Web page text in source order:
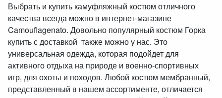
Выбрать и купить камуфляжный костюм отличного
качества всегда можно в интернет-магазине
Camouflagenato. Довольно популярный костюм Горка
купить с доставкой также можно у нас. Это
универсальная одежда, которая подойдет для
активного отдыха на природе и военно-спортивных
игр, для охоты и походов. Любой костюм мембранный,
представленный в нашем ассортименте, отличается